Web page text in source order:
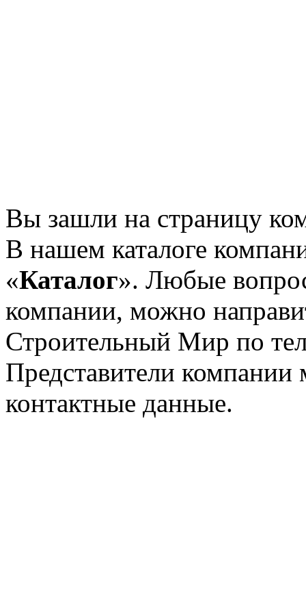
Вы зашли на страницу
В нашем каталоге
«Каталог». Любые
компании, можно
Строительный Мир по
Представители
контактные данные.